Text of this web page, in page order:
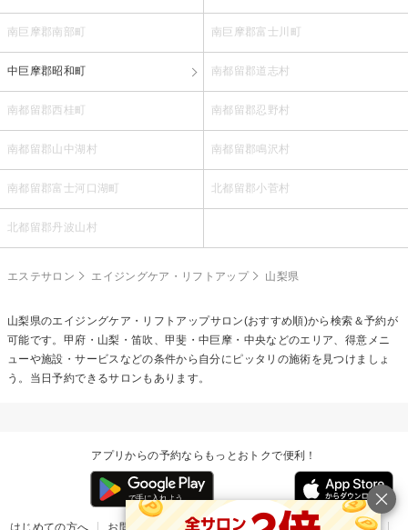
南巨摩郡南部町 南巨摩郡富士川町
中巨摩郡昭和町 南都留郡道志村
南都留郡西桂町 南都留郡忍野村
南都留郡山中湖村 南都留郡鳴沢村
南都留郡富士河口湖町 北都留郡小菅村
北都留郡丹波山村
エステサロン エイジングケア・リフトアップ 山梨県
山梨県のエイジングケア・リフトアップサロン(おすすめ順)から検索＆予約が
可能です。甲府・山梨・笛吹、甲斐・中巨摩・中央などのエリア、得意メニ
ューや施設・サービスなどの条件から自分にピッタリの施術を見つけましょ
う。当日予約できるサロンもあります。
アプリからの予約ならもっとおトクで便利！
はじめての方へ お問い合わせ ヘルプ リリース情報 利用規約